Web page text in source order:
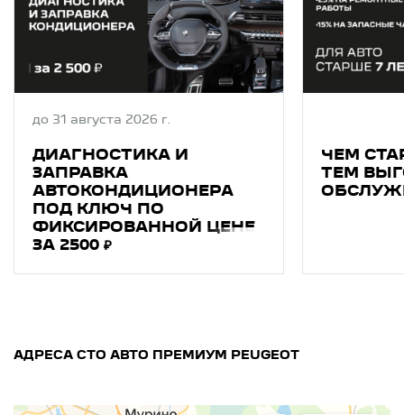
до 31 августа 2026 г.
ДИАГНОСТИКA И
ЗAПPAВКA
АВТОКОНДИЦИОНEРA
ПОД КЛЮЧ ПО
ФИКСИРОВАННОЙ ЦЕНЕ
ЗА 2500 ₽
ЧЕМ
ТЕМ
АДРЕСА СТО АВТО ПРЕМИУМ PEUGEOT